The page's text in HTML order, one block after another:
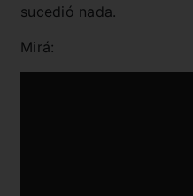
sucedió nada.
Mirá: